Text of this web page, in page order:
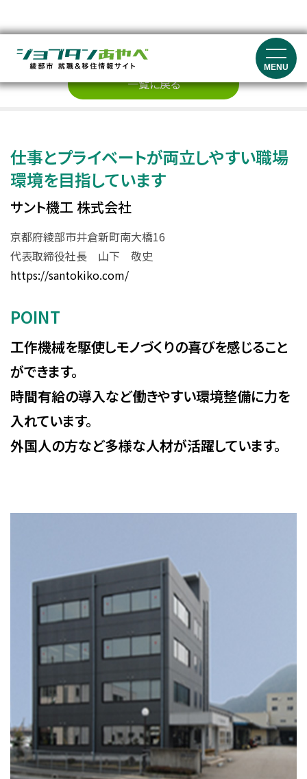
MENU
企業紹介
一覧に戻る
仕事とプライベートが両立しやすい職場
環境を目指しています
サント機工 株式会社
京都府綾部市井倉新町南大橋16
代表取締役社長 山下 敬史
https://santokiko.com/
POINT
工作機械を駆使しモノづくりの喜びを感じること
ができます。
時間有給の導入など働きやすい環境整備に力を
入れています。
外国人の方など多様な人材が活躍しています。